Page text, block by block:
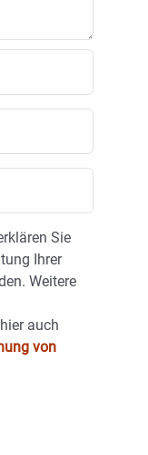
Sie
Ihrer
Weitere
auch
von